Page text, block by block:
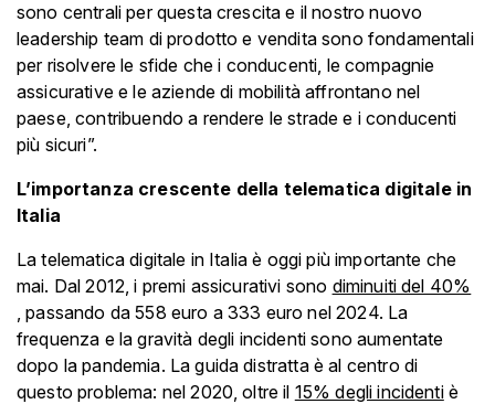
sono centrali per questa crescita e il nostro nuovo
leadership team di prodotto e vendita sono fondamentali
per risolvere le sfide che i conducenti, le compagnie
assicurative e le aziende di mobilità affrontano nel
paese, contribuendo a rendere le strade e i conducenti
più sicuri”.
L’importanza crescente della telematica digitale in
Italia
La telematica digitale in Italia è oggi più importante che
mai. Dal 2012, i premi assicurativi sono diminuiti del 40%
, passando da 558 euro a 333 euro nel 2024. La
frequenza e la gravità degli incidenti sono aumentate
dopo la pandemia. La guida distratta è al centro di
questo problema: nel 2020, oltre il 15% degli incidentiè